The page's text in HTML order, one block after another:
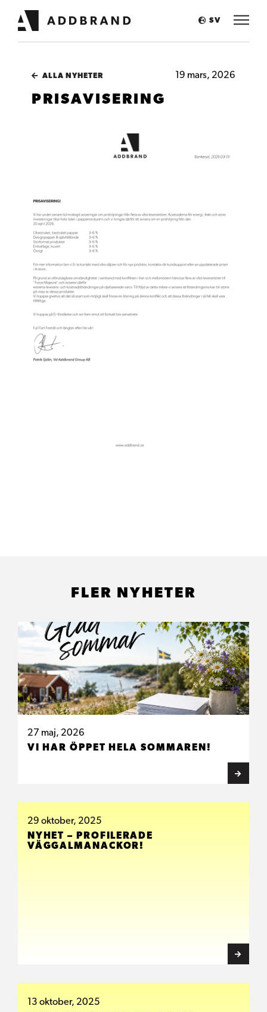
SV
ALLA NYHETER 19 mars, 2026
PRISAVISERING
FLER NYHETER
27 maj, 2026
VI HAR ÖPPET HELA SOMMAREN!
29 oktober, 2025
NYHET – PROFILERADE
VÄGGALMANACKOR!
13 oktober, 2025